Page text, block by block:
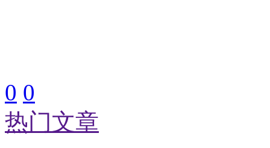
0 0
热门文章